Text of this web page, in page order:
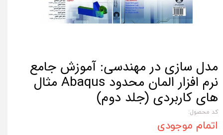
مدل سازی در مهندسی: آموزش جامع
نرم افزار المان محدود Abaqus مثال
های کاربردی (جلد دوم)
کد محصول:
اتمام موجودی